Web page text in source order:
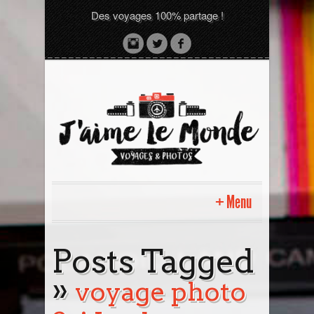
Des voyages 100% partage !
Menu
Accueil
Sri Lanka avec moi
Posts Tagged
» voyage photo